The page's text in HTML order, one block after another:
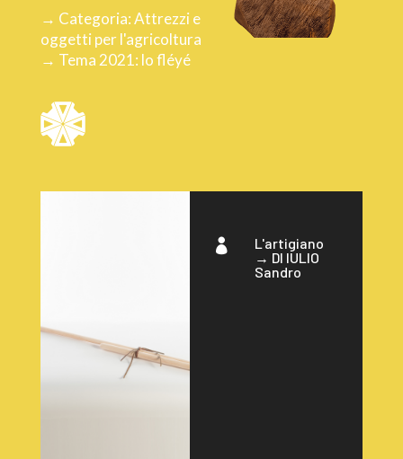
→ Categoria: Attrezzi e
oggetti per l'agricoltura
→ Tema 2021: lo fléyé

L'artigiano
→ DI IULIO
Sandro